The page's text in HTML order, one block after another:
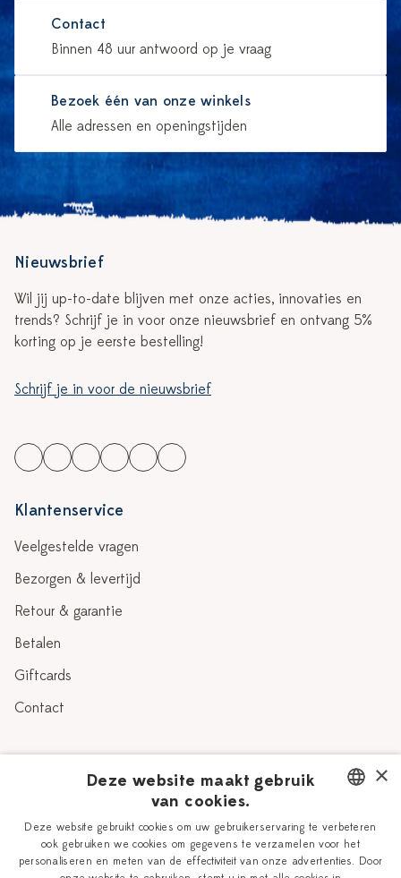
Contact
Binnen 48 uur antwoord op je vraag
Bezoek één van onze winkels
Alle adressen en openingstijden
Nieuwsbrief
Wil jij up-to-date blijven met onze acties, innovaties en
trends? Schrijf je in voor onze nieuwsbrief en ontvang 5%
korting op je eerste bestelling!
Schrijf je in voor de nieuwsbrief
Klantenservice
Veelgestelde vragen
Bezorgen & levertijd
Retour & garantie
Betalen
Giftcards
Contact
Verhaal
Onze plateelschilders
Delfts Blauw
Workshops
Vacatures
DUTCH
ENGLISH
×
Deze website maakt gebruik
van cookies.
Deze website gebruikt cookies om uw gebruikerservaring te verbeteren
ook gebruiken we cookies om gegevens te verzamelen voor het
personaliseren en meten van de effectiviteit van onze advertenties. Door